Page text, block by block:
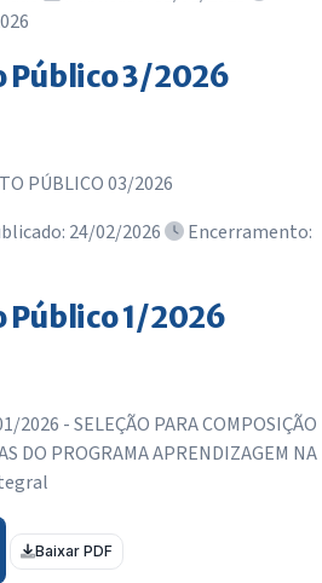
Público 3/2026
PÚBLICO 03/2026
24/02/2026
Encerramento:
Público 1/2026
2026 - SELEÇÃO PARA COMPOSIÇÃO
DO PROGRAMA APRENDIZAGEM NA
Baixar PDF